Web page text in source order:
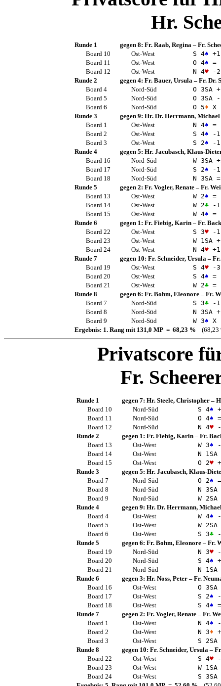
Hr.
Runde 1 gegen 8: Fr. Raab, Regina – Fr.
Board 10
Ost-West S 4♠ +1
Board 11
Ost-West O 4♠ =
Board 12
Ost-West N 4♥ -2
Runde 2
gegen 4: Fr. Bauer, Ursula – Fr. Dr.
Board 4
Nord-Süd O 3SA
Board 5
Nord-Süd O 3SA -
Board 6
Nord-Süd O 5♦ X
Runde 3
gegen 9: Hr. Dr. Herrmann, Michael
Board 1
Ost-West N 4♠ =
Board 2
Ost-West S 4♠ -1
Board 3
Ost-West S 2♠ -1
Runde 4
gegen 5: Hr. Jacubasch, Klaus-
Board 16
Nord-Süd W 3SA
Board 17
Nord-Süd S 2♠ -1
Board 18
Nord-Süd N 3SA =
Runde 5
gegen 2: Fr. Vogler, Renate – Fr.
Board 13
Ost-West W 2♠ =
Board 14
Ost-West W 2♣ -1
Board 15
Ost-West W 4♠ =
Runde 6
gegen 1: Fr. Fiebig, Karin – Fr.
Board 22
Ost-West S 3♥ -1
Board 23
Ost-West W 1SA
Board 24
Ost-West N 4♥ +1
Runde 7
gegen 10: Fr. Schneider, Ursula –
Board 19
Ost-West S 4♥ -3
Board 20
Ost-West S 4♠ =
Board 21
Ost-West W 2♣ =
Runde 8
gegen 6: Fr. Bohm, Eleonore – Fr.
Board 7
Nord-Süd S 3♣ -1
Board 8
Nord-Süd N 3SA
Board 9
Nord-Süd W 3♠ X
Ergebnis: 1. Rang mit 131,0 MP = 68,23 % (68,23
Privatscore
Fr.
Runde 1 gegen 7: Hr. Steele, Christopher–
Board 10
Nord-Süd S 4♠
Board 11
Nord-Süd O 4♠ =
Board 12
Nord-Süd N 4♥-
Runde 2
gegen 1: Fr. Fiebig, Karin– Fr.
Board 13
Ost-West W 3♠
Board 14
Ost-West N 1 SA
Board 15
Ost-West O 2♥
Runde 3
gegen 5: Hr. Jacubasch, Klaus-
Board 7
Nord-Süd O 2♠ =
Board 8
Nord-Süd N 3SA
Board 9
Nord-Süd W 2SA
Runde 4
gegen 9: Hr. Dr. Herrmann,
Board 4
Ost-West W 4♠
Board 5
Ost-West W 2SA
Board 6
Ost-West S 3♣-
Runde 5
gegen 6: Fr. Bohm, Eleonore– Fr.
Board 19
Nord-Süd N 3♥-
Board 20
Nord-Süd S 4♠
Board 21
Nord-Süd N 1 SA
Runde 6
gegen 3: Hr. Noss, Peter– Fr.
Board 16
Ost-West O 3SA
Board 17
Ost-West S 2♠
Board 18
Ost-West S 4♠ =
Runde 7
gegen 2: Fr. Vogler, Renate– Fr.
Board 1
Ost-West N 4♠
Board 2
Ost-West N 3♦
Board 3
Ost-West S 2SA
Runde 8
gegen 10: Fr. Schneider, Ursula –
Board 22
Ost-West S 4♥-
Board 23
Ost-West W 1 SA
Board 24
Ost-West S 3SA